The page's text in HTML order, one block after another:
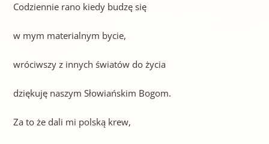
Codziennie rano kiedy budzę się
w mym materialnym bycie,
wróciwszy z innych światów do życia
dziękuję naszym Słowiańskim Bogom.
Za to że dali mi polską krew,